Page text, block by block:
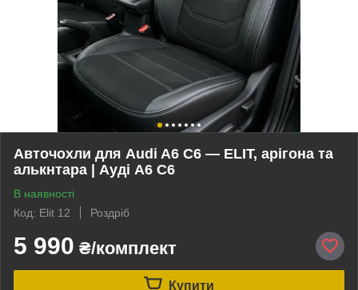
Авточохли для Audi A6 C6 — ELIT, арігона та
алькнтара | Ауді A6 C6
В наявності
Код: Elit 12
Роздріб
5 990 ₴/комплект
Купити